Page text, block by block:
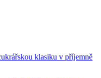
klasiku v příjemně